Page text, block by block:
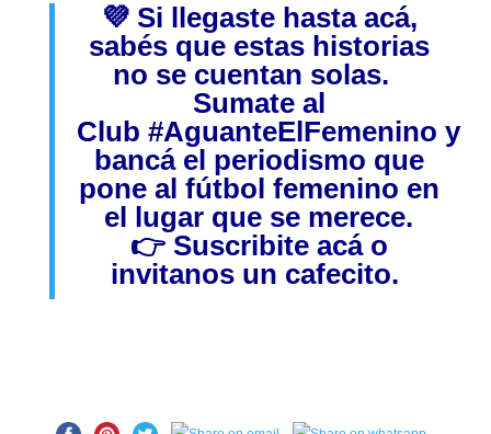
💜 Si llegaste hasta acá,
sabés que estas historias
no se cuentan solas.
Sumate al
Club #AguanteElFemenino y
bancá el periodismo que
pone al fútbol femenino en
el lugar que se merece.
👉 Suscribite acáo
invitanos un cafecito.